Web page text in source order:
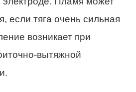
если тяга очень сильная
возникает при
вытяжной